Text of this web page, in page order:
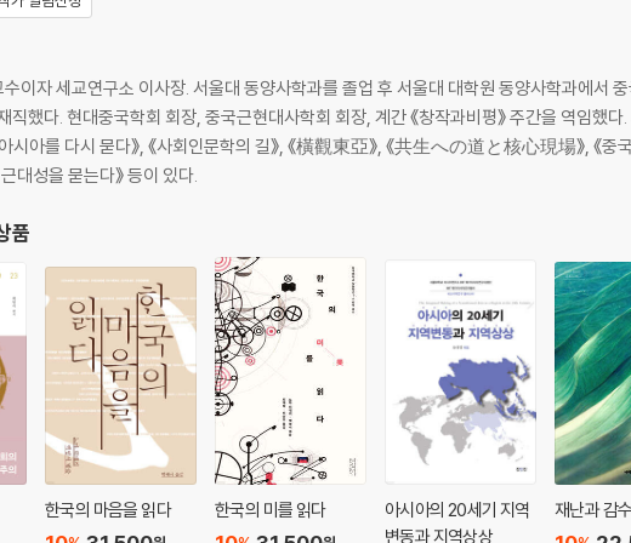
와 과제
이자 세교연구소 이사장. 서울대 동양사학과를 졸업 후 서울대 대학원 동양사학과에서
직했다. 현대중국학회 회장, 중국근현대사학회 회장, 계간 《창작과비평》 주간을 역임
시아를 다시 묻다》, 《사회인문학의 길》, 《橫觀東亞》, 《共生への道と核心現場》, 《
대성을 묻는다》 등이 있다.
품
한국의 마음을 읽다 한국의 미를 읽다
아시아의 20세기 지역
변동과 지역상상
재난과 감